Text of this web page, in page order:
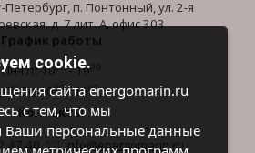
Петербург, п. Понтонный, ул. 2-я
д. 7 лит. А, офис 303
График работы
Пн-Пт: 1000- 1900
Сб-Вс: 1000- 1600
Контакты
47 40 info@energomarin.ru
cookie.
сайта energomarin.ru
с тем, что мы
Ваши персональные данные